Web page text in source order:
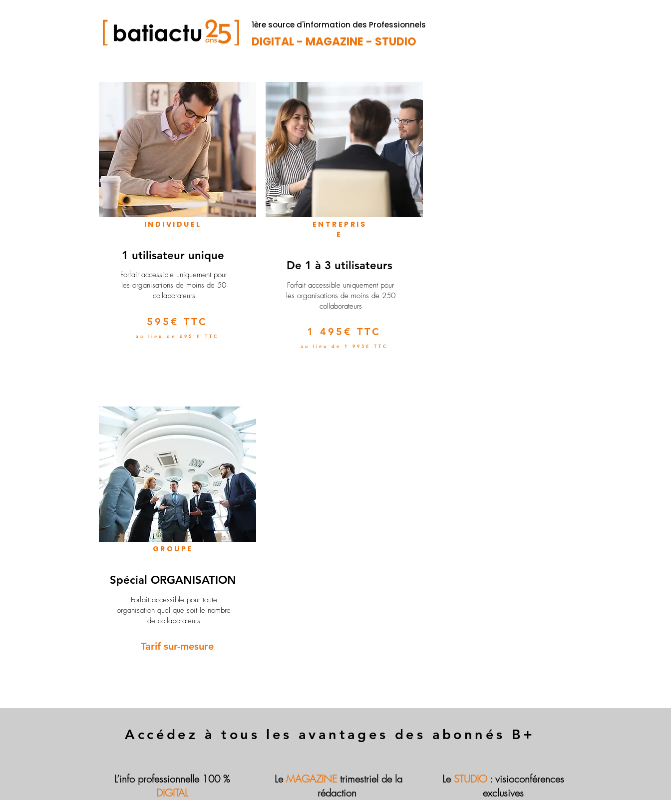
1ère source d'information des Professionnels
DIGITAL - MAGAZINE - STUDIO
INDIVIDUEL
1 utilisateur unique
​Forfait accessible uniquement pour
les organisations de moins de 50
collaborateurs
595€ TTC
au lieu de 695 € TTC
ENTREPRIS
E
De 1 à 3 utilisateurs
Forfait accessible uniquement pour
les organisations de moins de 250
collaborateurs
1 495€ TTC
au lieu de 1 995€ TTC
GROUPE
Spécial ORGANISATION
Forfait accessible pour toute
organisation quel que soit le nombre
de collaborateurs
Tarif sur-mesure
Accédez à tous les avantages des abonnés B+
L’info professionnelle 100 %
DIGITAL
LeMAGAZINE trimestriel de la
rédaction
Le STUDIO : visioconférences
exclusives